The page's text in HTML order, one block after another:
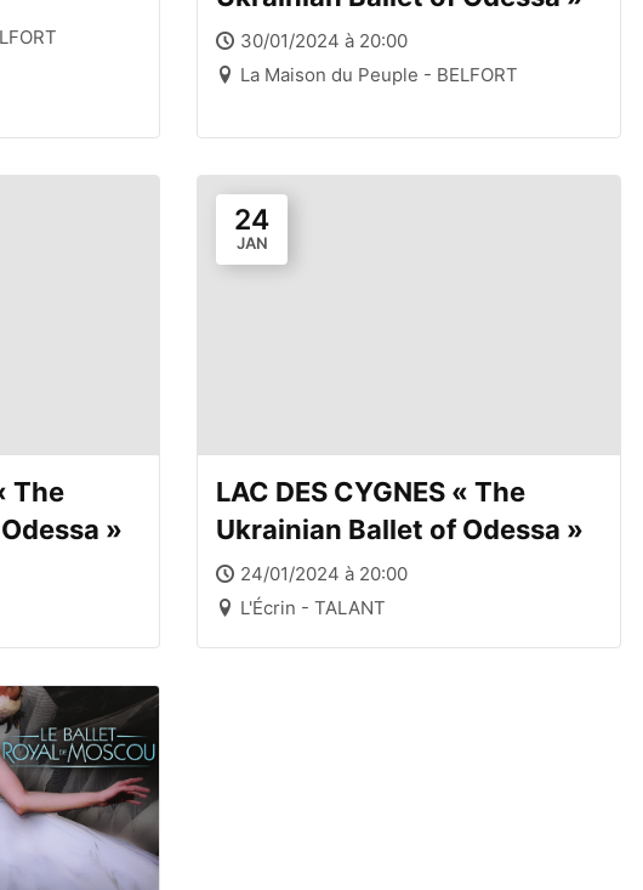
30/01/2024 à 20:00
La Maison du Peuple - BELFORT
The
»
24
JAN
LAC DES CYGNES « The
Ukrainian Ballet of Odessa »
24/01/2024 à 20:00
L'Écrin - TALANT